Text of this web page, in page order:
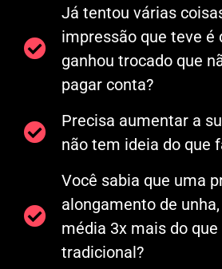
Já tentou várias
impressão que teve é
ganhou trocado que
pagar conta?
Precisa aumentar a
não tem ideia do que
Você sabia que uma
alongamento de
média 3x mais do
tradicional?